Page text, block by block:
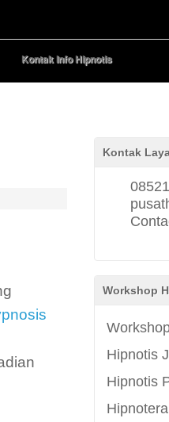
Kontak Info Hipnotis
Kontak
Workshop
Hipnotis
Hipnotis